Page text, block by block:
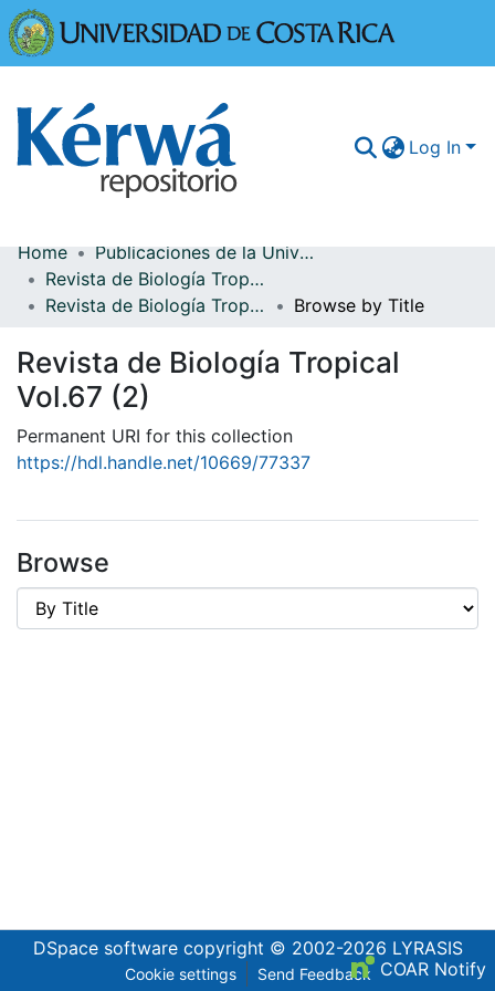
Log In
Communities & Collections
More Information
Browse Kérwá
Statistics
Home
Publicaciones de la Universidad de Costa Rica
Revista de Biología Tropical
Revista de Biología Tropical Vol.67 (2)
Browse by Title
Revista de Biología Tropical
Vol.67 (2)
Permanent URI for this collection
https://hdl.handle.net/10669/77337
Browse
DSpace softwarecopyright © 2002-2026 LYRASIS
Cookie settings Send Feedback COAR Notify